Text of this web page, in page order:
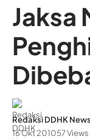
Jaksa
Redaksi DDHK News
16 Okt 201057 Views